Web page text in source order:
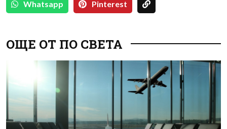
Whatsapp Pinterest
ОЩЕ ОТ ПО СВЕТА